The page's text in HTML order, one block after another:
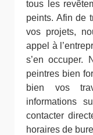
tous les
peints. Afin de
vos projets,
appel à
s’en occuper.
peintres bien
bien vos
informations
contacter
horaires de